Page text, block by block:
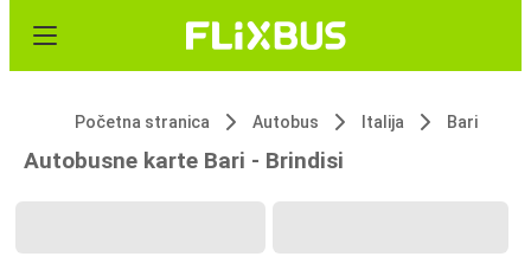
Početna stranica Autobus Italija Bari
Autobusne karte Bari - Brindisi